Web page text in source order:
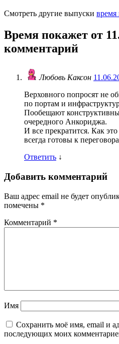
Смотреть другие выпуски время
Время покажет от
комментарий
Любовь Каксон
Верховного попросят не
по портам и
Пообещают
очередного Анкориджа.
И все прекратится. Как
всегда готовы к
Ответить ↓
Добавить комментарий
Ваш адрес email не будет
помечены *
Комментарий *
Имя
Сохранить моё имя, email и
последующих моих